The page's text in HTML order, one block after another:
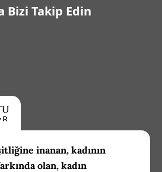
Bizi Takip Edin
inanan, kadının
olan, kadın